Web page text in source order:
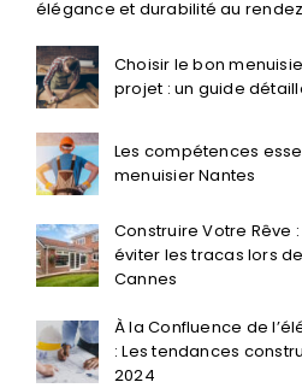
élégance et durabilité au
Choisir le bon
projet : un guide
Les compétences
menuisier Nantes
Construire Votre Rêve
éviter les tracas lors
Cannes
À la Confluence de
: Les tendances
2024